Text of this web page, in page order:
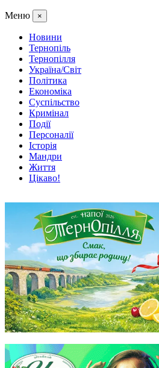
Меню ×
Новини
Тернопіль
Тернопілля
Україна/Світ
Політика
Економіка
Суспільство
Кримінал
Події
Персоналії
Історія
Мандри
Життя
Цікаво!